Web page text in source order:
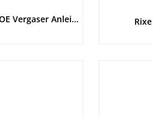
Hauptkatalog und Technische Einleitung Weber Serie 40 DFA, 38 - 45 DCOE Vergaser Anleitung